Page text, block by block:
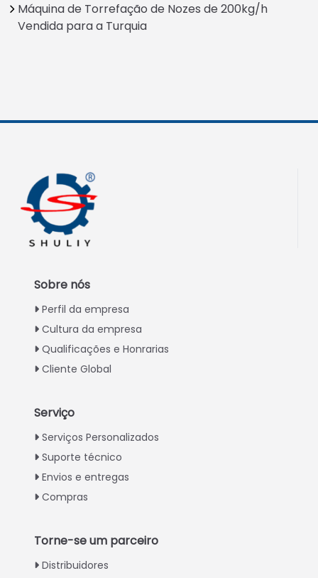
Máquina de Torrefação de Nozes de 200kg/h
Vendida para a Turquia
Sobre nós
Perfil da empresa
Cultura da empresa
Qualificações e Honrarias
Cliente Global
Serviço
Serviços Personalizados
Suporte técnico
Envios e entregas
Compras
Torne-se um parceiro
Distribuidores
Swahili
Urdu
Greek
Italian